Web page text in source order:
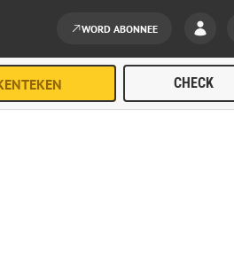
WORD ABONNEE